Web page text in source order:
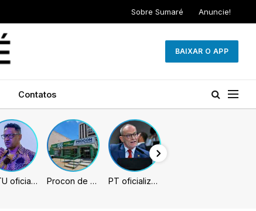
Sobre Sumaré Anuncie!
BAIXAR O APP
Contatos
PSTU oficializa Hertz Dias como candidato à Presidência da República Procon de Sumaré promove mutirão de renegociação de dívidas com bancos, empresas e concessionárias PT oficializa Contarato como candidato à reeleição ao Senado no ES